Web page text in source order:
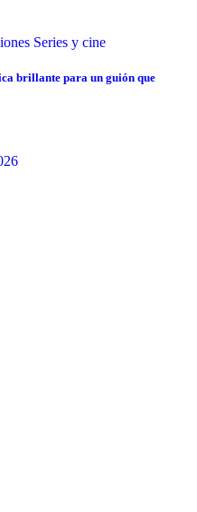
Series y cine
brillante para un guión que